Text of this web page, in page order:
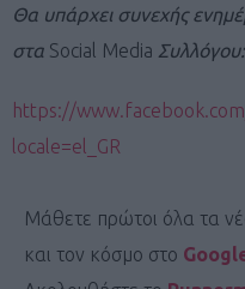
Θα υπάρχει συνεχής
στα Social Media Συλλόγου:
https://
locale=el_GR
Μάθετε πρώτοι όλα τα
και τον κόσμο στο